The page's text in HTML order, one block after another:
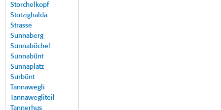
Storchelkopf
Stotzighalda
Strasse
Sunnaberg
Sunnaböchel
Sunnabünt
Sunnaplatz
Surbünt
Tannawegli
Tannawegliteil
Tannerhus